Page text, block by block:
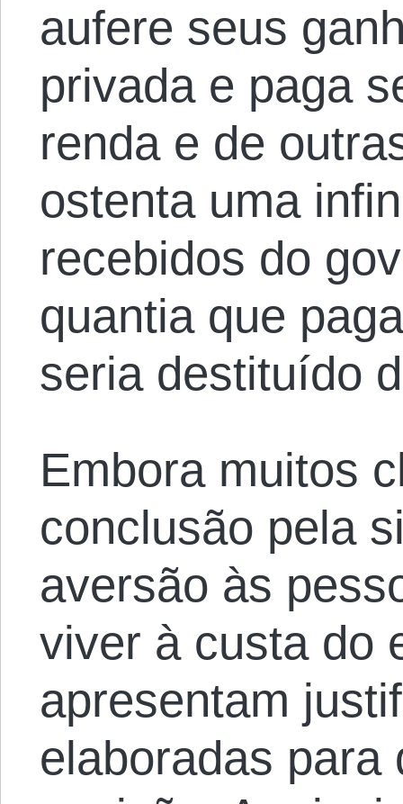
aufere seus
privada e paga
renda e de
ostenta uma
recebidos do
quantia que
seria destituído
Embora muitos
conclusão pela
aversão às
viver à custa do
apresentam
elaboradas para